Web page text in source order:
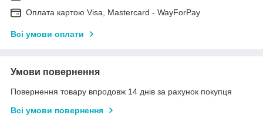
Оплата картою Visa, Mastercard - WayForPay
Всі умови оплати
Умови повернення
Повернення товару впродовж 14 днів за рахунок покупця
Всі умови повернення